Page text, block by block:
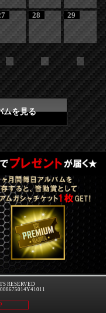
28 29
ムを見る
RESERVED